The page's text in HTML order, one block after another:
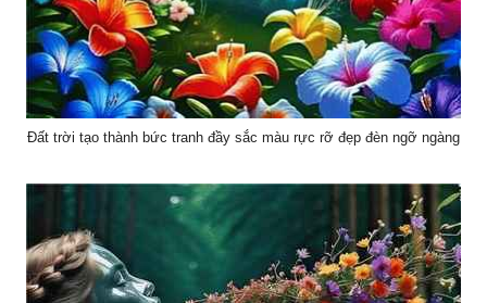
Đất trời tạo thành bức tranh đầy sắc màu rực rỡ đẹp đèn ngỡ ngàng